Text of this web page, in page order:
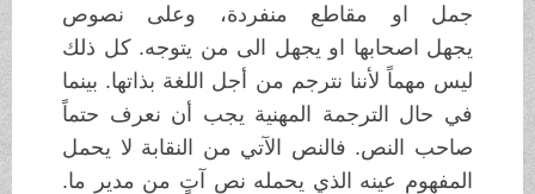
جمل او مقاطع منفردة، وعلى نصوص
يجهل اصحابها او يجهل الى من يتوجه. كل ذلك
ليس مهماً لأننا نترجم من أجل اللغة بذاتها. بينما
في حال الترجمة المهنية يجب أن نعرف حتماً
صاحب النص. فالنص الآتي من النقابة لا يحمل
المفهوم عينه الذي يحمله نص آتٍ من مدير ما.